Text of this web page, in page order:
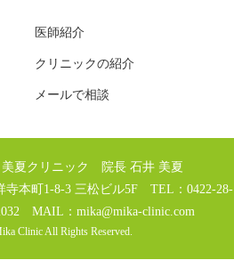
医師紹介
クリニックの紹介
メールで相談
美夏クリニック 院長 石井 美夏
寺本町1-8-3 三松ビル5F TEL：0422-28-
MAIL： mika@mika-clinic.com
Clinic All Rights Reserved.